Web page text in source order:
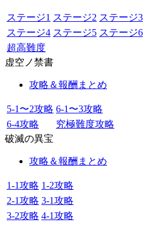
ステージ1 ステージ2 ステージ3
ステージ4 ステージ5 ステージ6
超高難度
虚空ノ禁書
攻略＆報酬まとめ
5-1〜2攻略 6-1〜3攻略
6-4攻略
究極難度攻略
破滅の異宝
攻略＆報酬まとめ
1-1攻略 1-2攻略
2-1攻略 3-1攻略
3-2攻略 4-1攻略